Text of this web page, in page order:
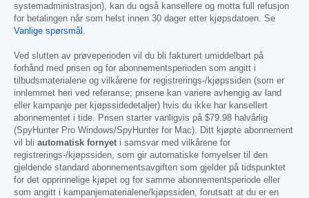
systemadministrasjon), kan du også kansellere og motta full refusjon
for betalingen når som helst innen 30 dager etter kjøpsdatoen. Se
Vanlige spørsmål .
Ved slutten av prøveperioden vil du bli fakturert umiddelbart på
forhånd med prisen og for abonnementsperioden som angitt i
tilbudsmaterialene og vilkårene for registrerings-/kjøpssiden (som er
innlemmet heri ved referanse; prisene kan variere avhengig av land
eller kampanje per kjøpssidedetaljer) hvis du ikke har kansellert
abonnementet i tide. Prisen starter vanligvis på $79.98 halvårlig
(SpyHunter Pro Windows/SpyHunter for Mac). Ditt kjøpte abonnement
vil bli automatisk fornyet i samsvar med vilkårene for
registrerings-/kjøpssiden, som gir automatiske fornyelser til den
gjeldende standard abonnementsavgiften som gjelder på tidspunktet
for det opprinnelige kjøpet og for samme abonnementsperiode eller
som angitt i kampanjematerialene/kjøpssiden, forutsatt at du er en